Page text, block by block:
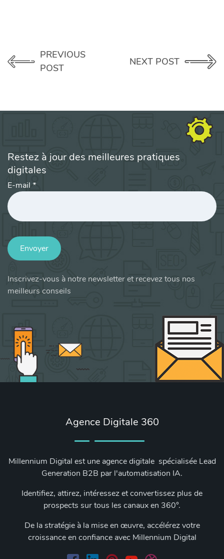
PREVIOUS
POST
NEXT POST
Restez à jour des meilleures pratiques
digitales
E-mail *
Envoyer
Inscrivez-vous à notre newsletter et recevez tous nos
meilleurs conseils
Agence Digitale 360
Millennium Digital est une agence digitale spécialisée Lead
Generation B2B par l'automatisation IA.
Identifiez, attirez, intéressez et convertissez plus de
prospects sur tous les canaux en 360°.
De la stratégie à la mise en œuvre, accélérez votre
croissance en confiance avec Millennium Digital